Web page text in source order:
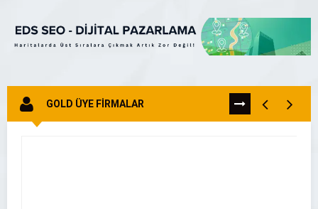
GOLD ÜYE FİRMALAR TÜMÜNÜ
GÖR